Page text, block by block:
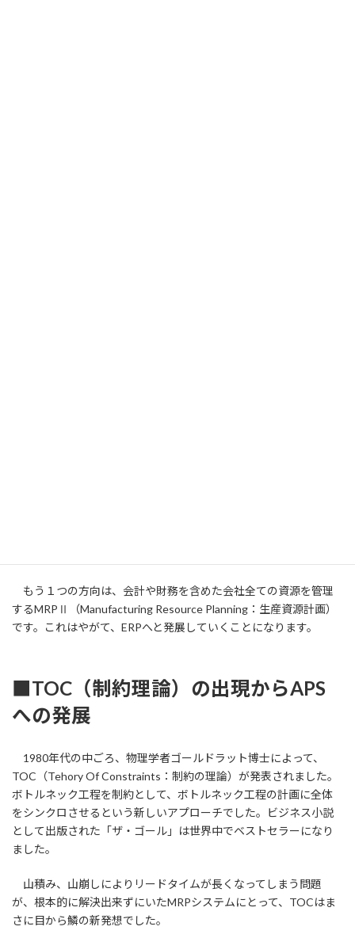
もう１つの方向は、会計や財務を含めた会社全ての資源を管理
するMRPⅡ（Manufacturing Resource Planning：生産資源計画）
です。これはやがて、ERPへと発展していくことになります。
■TOC（制約理論）の出現からAPS
への発展
1980年代の中ごろ、物理学者ゴールドラット博士によって、
TOC（Tehory Of Constraints：制約の理論）が発表されました。
ボトルネック工程を制約として、ボトルネック工程の計画に全体
をシンクロさせるという新しいアプローチでした。ビジネス小説
として出版された「ザ・ゴール」は世界中でベストセラーになり
ました。
山積み、山崩しによりリードタイムが長くなってしまう問題
が、根本的に解決出来ずにいたMRPシステムにとって、TOCはま
さに目から鱗の新発想でした。